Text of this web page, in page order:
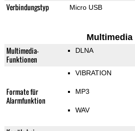
Verbindungstyp Micro USB
Multimedia
Multimedia-
Funktionen
DLNA
Formate für
Alarmfunktion
VIBRATION
MP3
WAV